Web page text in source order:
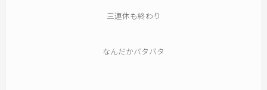
三連休も終わり
なんだかバタバタ